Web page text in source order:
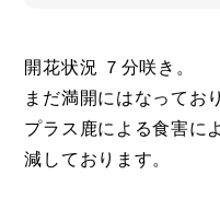
開花状況 ７分咲き。
まだ満開にはなってお
プラス鹿による食害に
減しております。